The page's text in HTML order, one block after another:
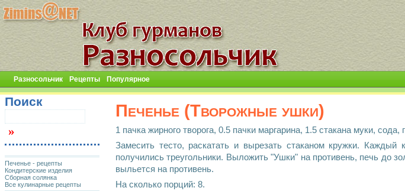
Разносольчик Рецепты Популярное
Печенье (Творожные ушки)
1 пачка жирного творога, 0.5 пачки маргарина, 1.5 стакана муки, сода,
Замесить тесто, раскатать и вырезать стаканом кружки.
получились треугольники. Выложить "Ушки" на противень, печь до
выльется на противень.
На сколько порций: 8.
Поиск
Печенье - рецепты
Кондитерские изделия
Сборная солянка
Все кулинарные рецепты